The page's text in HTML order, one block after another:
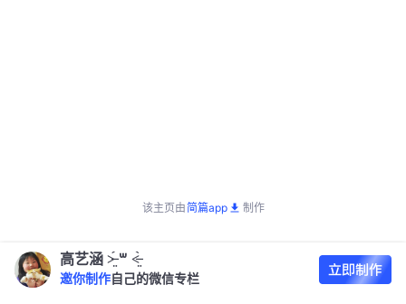
该主页由简篇app 制作
高艺涵 ˃̶̤́ ꒳ ˂̶̤̀
邀你制作 自己的微信专栏